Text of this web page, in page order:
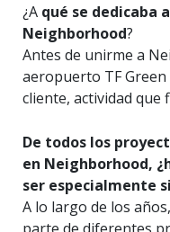
¿A qué se dedicaba
Neighborhood?
Antes de unirme a
aeropuerto TF
cliente, actividad que
De todos los
en Neighborhood,
ser especialmente
A lo largo de los